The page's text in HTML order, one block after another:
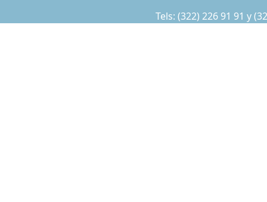
Tels: (322) 226 91 91 y